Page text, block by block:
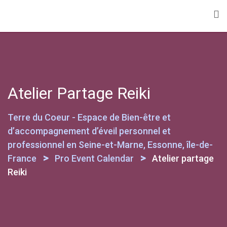
content
Atelier Partage Reiki
Terre du Coeur - Espace de Bien-être et
d’accompagnement d’éveil personnel et
professionnel en Seine-et-Marne, Essonne, île-de-
France
> Pro Event Calendar > Atelier partage
Reiki